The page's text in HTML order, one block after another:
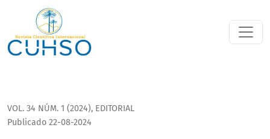
Editorial.
VOL. 34 NÚM. 1 (2024), EDITORIAL
Publicado 22-08-2024